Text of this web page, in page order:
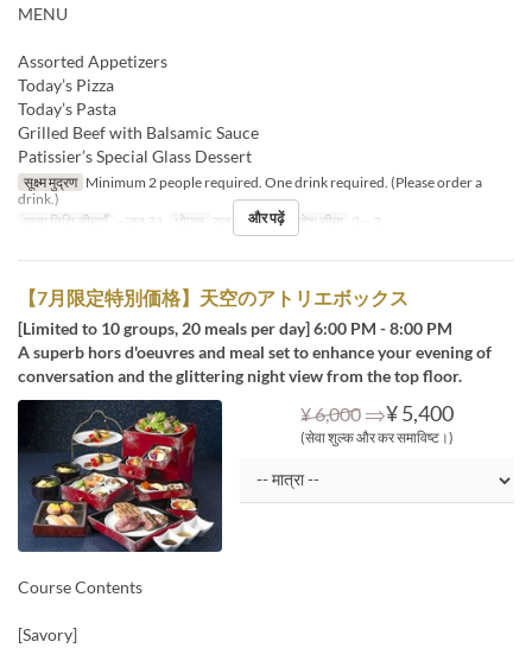
MENU
Assorted Appetizers
Today’s Pizza
Today’s Pasta
Grilled Beef with Balsamic Sauce
Patissier’s Special Glass Dessert
सूक्ष्म मुद्रण Minimum 2 people required. One drink required. (Please order a
drink.)
मान्य तिथि सीमाएँ
~ जुल 31 भोजन रात का खाना आदेश सीमा 2 ~ 2
और पढ़ें
【7月限定特別価格】天空のアトリエボックス
[Limited to 10 groups, 20 meals per day] 6:00 PM - 8:00 PM
A superb hors d'oeuvres and meal set to enhance your evening of
conversation and the glittering night view from the top floor.
¥ 6,000 ⇒¥ 5,400
(सेवा शुल्क और कर समाविष्ट।)
Course Contents
[Savory]